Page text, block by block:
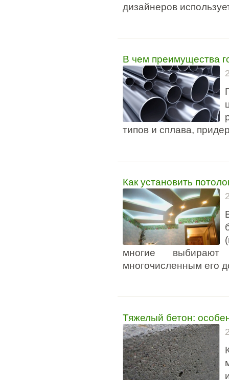
дизайнеров
В чем преимущества
типов и сплава,
Как установить
многие
многочисленным его
Тяжелый бетон: